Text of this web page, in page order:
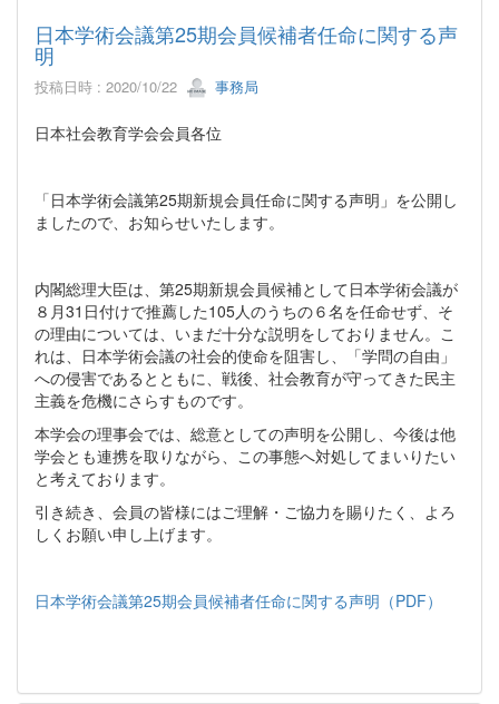
⽇本学術会議第25期会員候補者任命に関する声
明
投稿日時 : 2020/10/22 事務局
日本社会教育学会会員各位
「日本学術会議第25期新規会員任命に関する声明」を公開し
ましたので、お知らせいたします。
内閣総理大臣は、第25期新規会員候補として日本学術会議が
８月31日付けで推薦した105人のうちの６名を任命せず、そ
の理由については、いまだ十分な説明をしておりません。こ
れは、日本学術会議の社会的使命を阻害し、「学問の自由」
への侵害であるとともに、戦後、社会教育が守ってきた民主
主義を危機にさらすものです。
本学会の理事会では、総意としての声明を公開し、今後は他
学会とも連携を取りながら、この事態へ対処してまいりたい
と考えております。
引き続き、会員の皆様にはご理解・ご協力を賜りたく、よろ
しくお願い申し上げます。
日本学術会議第25期会員候補者任命に関する声明（PDF）